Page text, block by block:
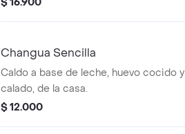
Changua Sencilla
Caldo a base de leche, huevo cocido y
calado, de la casa.
$ 12.000